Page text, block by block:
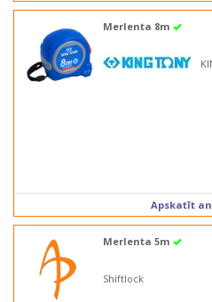
Merlenta 8m
Apskatīt
Merlenta 5m
Shiftlock